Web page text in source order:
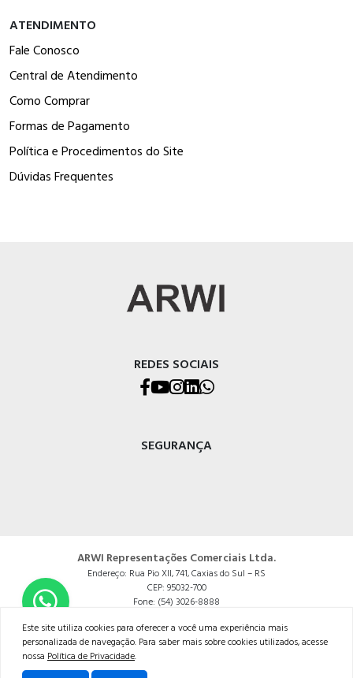
ATENDIMENTO
Fale Conosco
Central de Atendimento
Como Comprar
Formas de Pagamento
Política e Procedimentos do Site
Dúvidas Frequentes
REDES SOCIAIS
SEGURANÇA
ARWI Representações Comerciais Ltda.
Endereço: Rua Pio XII, 741, Caxias do Sul – RS
CEP: 95032-700
Fone: (54) 3026-8888
Powered by:
Este site utiliza cookies para oferecer a você uma experiência mais
personalizada de navegação. Para saber mais sobre cookies utilizados, acesse
nossa Política de Privacidade.